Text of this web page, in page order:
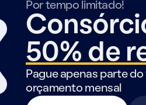
Por tempo limitado!
50% de
Pague apenas parte
orçamento mensal